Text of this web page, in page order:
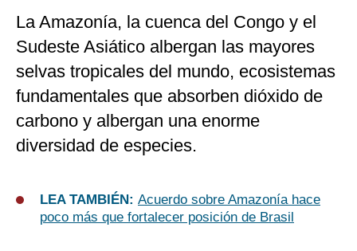
La Amazonía, la cuenca del Congo y el
Sudeste Asiático albergan las mayores
selvas tropicales del mundo, ecosistemas
fundamentales que absorben dióxido de
carbono y albergan una enorme
diversidad de especies.
LEA TAMBIÉN: Acuerdo sobre Amazonía hace
poco más que fortalecer posición de Brasil